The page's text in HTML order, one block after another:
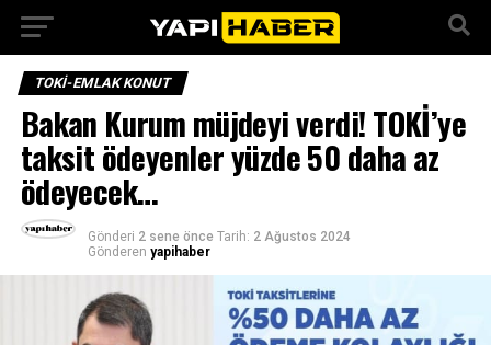
TOKI-EMLAK KONUT
Bakan Kurum müjdeyi verdi! TOKİ’ye
taksit ödeyenler yüzde 50 daha az
ödeyecek…
Gönderi 2 sene önce Tarih: 2 Ağustos 2024
Gönderen yapihaber